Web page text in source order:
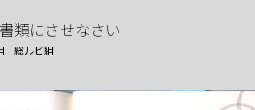
類にさせなさい
総ルビ組